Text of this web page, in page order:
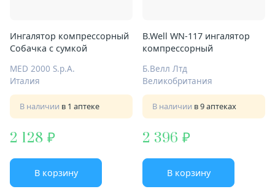
Ингалятор компрессорный
Собачка с сумкой
MED 2000 S.р.A.
Италия
В наличии в 1 аптеке
2 128
В корзину
B.Well WN-117 ингалятор
компрессорный
Б.Велл Лтд
Великобритания
В наличии в 9 аптеках
2 396
В корзину